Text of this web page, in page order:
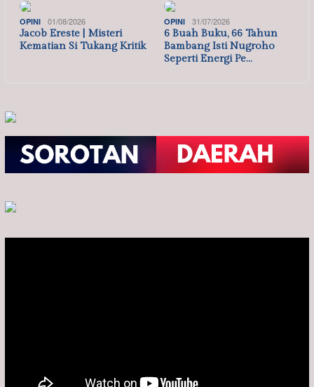
OPINI 01/08/2026
Jacob Ereste | Misteri
Kematian Si Tukang Kritik
OPINI 31/07/2026
6 Buah Buku, 66 Tahun
Bambang Isti Nugroho
Seperti Energi Pe…